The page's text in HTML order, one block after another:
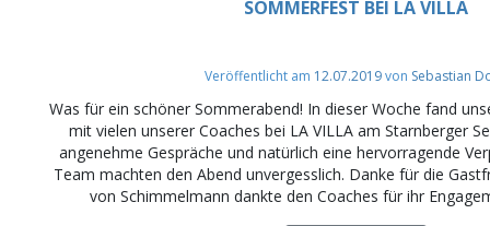
SOMMERFEST BEI LA VILLA
Veröffentlicht am 12.07.2019von Sebastian
Was für ein schöner Sommerabend! In dieser Woche fand
mit vielen unserer Coaches bei LA VILLA am Starnberger
angenehme Gespräche und natürlich eine hervorragende
Team machten den Abend unvergesslich. Danke für die
von Schimmelmann dankte den Coaches für ihr